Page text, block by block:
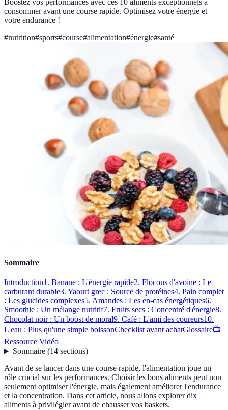
consommer avant une course rapide. Optimisez votre énergie et
votre endurance !
#nutrition#sports#course#alimentation#énergie#santé
Sommaire
Introduction1. Banane : L'énergie rapide2. Flocons d'avoine : Le
carburant durable3. Yaourt grec : Source de protéines4. Pain complet
: Les glucides complexes5. Amandes : Les en-cas énergétiques6.
Smoothie : Un mélange nutritif7. Fruits secs : Concentré d'énergie8.
Chocolat noir : Un boost de moral9. Café : L'ami des coureurs10.
L'eau : Plus qu'une simple boissonChecklist avant achatGlossaire📺
Ressource Vidéo
Sommaire(14 sections)
Avant de se lancer dans une course rapide, l'alimentation joue un
rôle crucial sur les performances. Choisir les bons aliments peut non
seulement optimiser l'énergie, mais également améliorer l'endurance
et la concentration. Dans cet article, nous allons explorer dix
aliments à privilégier avant de chausser vos baskets.